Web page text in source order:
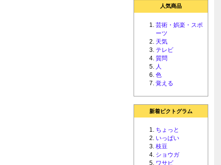
人気商品
芸術・娯楽・スポ
ーツ
天気
テレビ
質問
人
色
覚える
新着ピクトグラム
ちょっと
いっぱい
枝豆
ショウガ
ワサビ